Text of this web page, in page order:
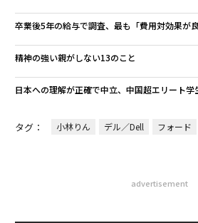
卒業後5年の給与で調査、最も「費用対効果が
精神の強い親がしない13のこと
日本への理解が正確で中立、中国超エリート学
タグ： 小林りん デル／Dell フォード
advertisement